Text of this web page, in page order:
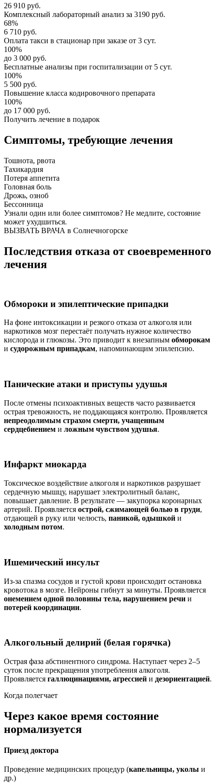
26 910 руб.
Комплексный лабораторный анализ за 3190 руб.
68%
6 710 руб.
Оплата такси в стационар при заказе от 3 сут.
100%
до 3 000 руб.
Бесплатные анализы при госпитализации от 5 сут.
100%
5 500 руб.
Повышение класса кодировочного препарата
100%
до 17 000 руб.
Получить лечение в подарок
Симптомы, требующие лечения
Тошнота, рвота
Тахикардия
Потеря аппетита
Головная боль
Дрожь, озноб
Бессонница
Узнали один или более симптомов? Не медлите, состояние
может ухудшиться.
ВЫЗВАТЬ ВРАЧА в Солнечногорске
Последствия отказа от своевременного
лечения
Обмороки и эпилептические припадки
На фоне интоксикации и резкого отказа от алкоголя или
наркотиков мозг перестаёт получать нужное количество
кислорода и глюкозы. Это приводит к внезапным обморокам
и судорожным припадкам, напоминающим эпилепсию.
Панические атаки и приступы удушья
После отмены психоактивных веществ часто развивается
острая тревожность, не поддающаяся контролю. Проявляется
непреодолимым страхом смерти, учащенным
сердцебиением и ложным чувством удушья.
Инфаркт миокарда
Токсическое воздействие алкоголя и наркотиков разрушает
сердечную мышцу, нарушает электролитный баланс,
повышает давление. В результате — закупорка коронарных
артерий. Проявляется острой, сжимающей болью в груди,
отдающей в руку или челюсть, паникой, одышкой и
холодным потом.
Ишемический инсульт
Из-за спазма сосудов и густой крови происходит остановка
кровотока в мозге. Нейроны гибнут за минуты. Проявляется
онемением одной половины тела, нарушением речи и
потерей координации.
Алкогольный делирий (белая горячка)
Острая фаза абстинентного синдрома. Наступает через 2–5
суток после прекращения употребления алкоголя.
Проявляется галлюцинациями, агрессией и дезориентацией.
Когда полегчает
Через какое время состояние
нормализуется
Приезд доктора
Проведение медицинских процедур (капельницы, уколы и
др.)